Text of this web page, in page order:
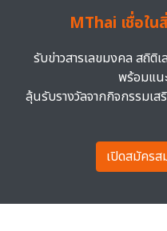
MThai เชื่อใน
รับข่าวสารเลขมงคล สถิติ
พร้อมแน
ลุ้นรับรางวัลจากกิจกรรมเ
เปิดสมัครส